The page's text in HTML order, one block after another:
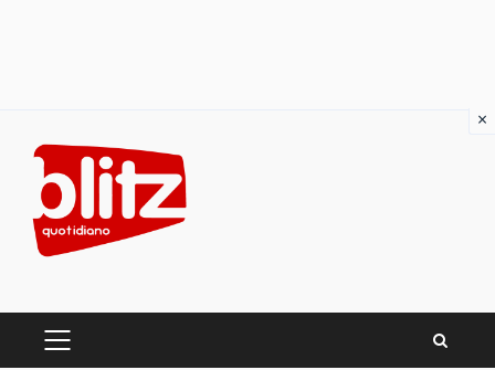
content
PRIMARY
×